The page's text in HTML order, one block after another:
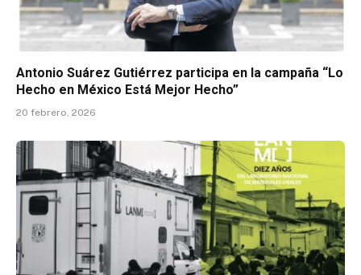
Antonio Suárez Gutiérrez participa en la campaña “Lo
Hecho en México Está Mejor Hecho”
20 febrero, 2026